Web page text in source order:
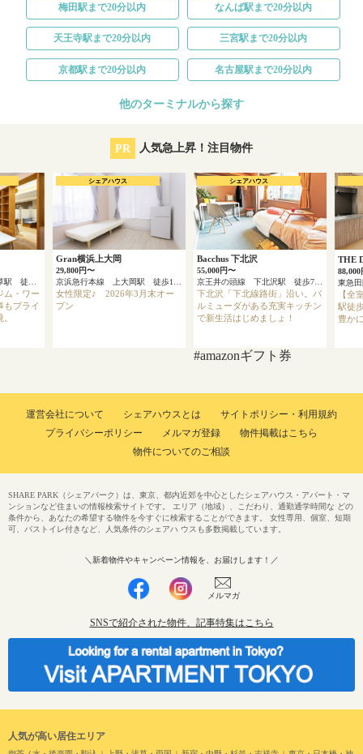
梅田駅まで20分以内 なんば駅まで20分以内
天王寺駅まで20分以内 三宮駅まで20分以内
京都駅まで20分以内 名古屋駅まで20分以内
他のターミナルから探す
PR 人気急上昇！注目物件
東京メトロ銀座線 浅草駅 徒歩4分
ム・ワー
もプライ
Gran横浜上大岡
29,800円〜
京浜急行本線 上大岡駅 徒歩13分
女性限定♪ 2026年3月末オー
プン
シェアハウス
Bacchus 下北沢
55,000円〜
京王井の頭線 下北沢駅 徒歩7分
下北沢「下北線路街」沿い。バ
ルミューダがある充実キッチン
で新生活はじめましょ！
シェアハウス
#amazonギフト券
THE
88,000
【全
駅徒
豊か
運営会社について シェアハウスとは
サイトポリシー・利用規約
プライバシーポリシー
メルマガ登録
物件掲載はこちら
物件についてのご相談
人気が高い居住エリア
SHARE PARK（シェアパーク）は、東京、都内近郊を中心としたシェアハウス・アパート・マ
ンションなど住まいの情報検索サイトです。 エリア（地域）、こだわり、通勤通学時間な どの
条件から、あなたの希望する物件を今すぐに検索することができます。 女性専用、個室、短期
可、バストイレ付きなど、人気条件のシェアハ ウスも多数掲載しています。
＼新着物件やキャンペーン情報を、お届けします！／
メルマガ
SNSで紹介された物件、記事特集はこちら